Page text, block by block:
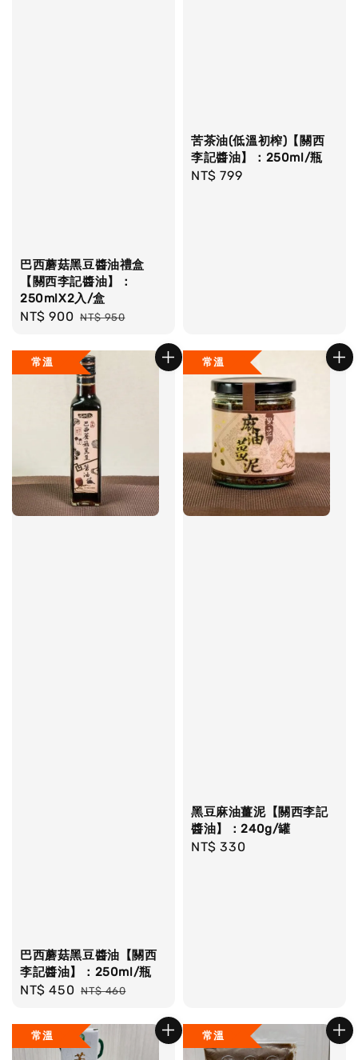
巴西蘑菇黑豆醬油禮盒
【關西李記醬油】：
250mlX2入/盒
Sale
NT$ 900 Regular
NT$ 950
苦茶油(低溫初榨)【關西
李記醬油】：250ml/瓶
Regular
NT$ 799
常溫
巴西蘑菇黑豆醬油【關西
李記醬油】：250ml/瓶
Sale
NT$ 450 Regular
NT$ 460
常溫
黑豆麻油薑泥【關西李記
醬油】：240g/罐
Regular
NT$ 330
常溫 常溫